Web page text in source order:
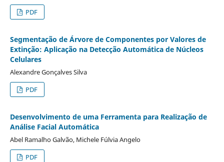
PDF
Segmentação de Árvore de Componentes por Valores de
Extinção: Aplicação na Detecção Automática de Núcleos
Celulares
Alexandre Gonçalves Silva
PDF
Desenvolvimento de uma Ferramenta para Realização de
Análise Facial Automática
Abel Ramalho Galvão, Michele Fúlvia Angelo
PDF